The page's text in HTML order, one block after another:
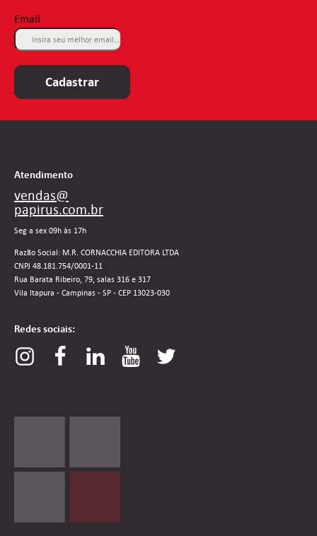
Email
Cadastrar
Atendimento
vendas@
papirus.com.br
Seg a sex 09h às 17h
Razão Social: M.R. CORNACCHIA EDITORA LTDA
CNPJ 48.181.754/0001-11
Rua Barata Ribeiro, 79, salas 316 e 317
Vila Itapura - Campinas - SP - CEP 13023-030
Redes sociais: